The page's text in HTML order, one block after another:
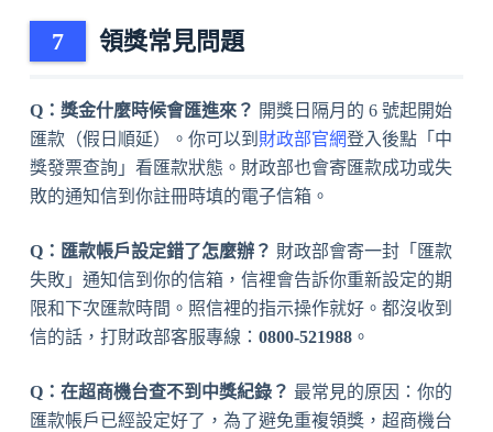
領獎常見問題
Q：獎金什麼時候會匯進來？ 開獎日隔月的 6 號起開始
匯款（假日順延）。你可以到 財政部官網登入後點「中
獎發票查詢」看匯款狀態。財政部也會寄匯款成功或失
敗的通知信到你註冊時填的電子信箱。
Q：匯款帳戶設定錯了怎麼辦？ 財政部會寄一封「匯款
失敗」通知信到你的信箱，信裡會告訴你重新設定的期
限和下次匯款時間。照信裡的指示操作就好。都沒收到
信的話，打財政部客服專線： 0800-521988。
Q：在超商機台查不到中獎紀錄？ 最常見的原因：你的
匯款帳戶已經設定好了，為了避免重複領獎，超商機台